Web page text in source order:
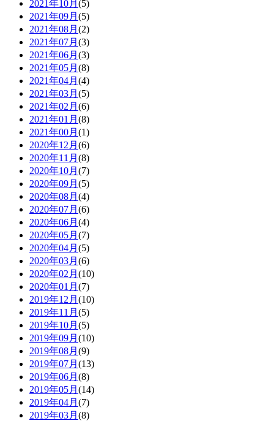
2021年10月 (5)
2021年09月 (5)
2021年08月 (2)
2021年07月 (3)
2021年06月 (3)
2021年05月 (8)
2021年04月 (4)
2021年03月 (5)
2021年02月 (6)
2021年01月 (8)
2021年00月 (1)
2020年12月 (6)
2020年11月 (8)
2020年10月 (7)
2020年09月 (5)
2020年08月 (4)
2020年07月 (6)
2020年06月 (4)
2020年05月 (7)
2020年04月 (5)
2020年03月 (6)
2020年02月 (10)
2020年01月 (7)
2019年12月 (10)
2019年11月 (5)
2019年10月 (5)
2019年09月 (10)
2019年08月 (9)
2019年07月 (13)
2019年06月 (8)
2019年05月 (14)
2019年04月 (7)
2019年03月 (8)